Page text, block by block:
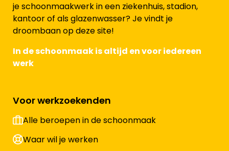
je schoonmaakwerk in een ziekenhuis, stadion,
kantoor of als glazenwasser? Je vindt je
droombaan op deze site!
In de schoonmaak is altijd en voor iedereen
werk
Voor werkzoekenden
Alle beroepen in de schoonmaak
Waar wil je werken